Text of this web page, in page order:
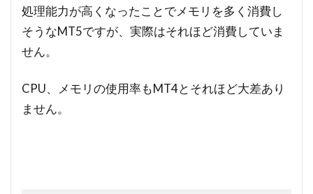
処理能力が高くなったことでメモリを多く消費し
そうなMT5ですが、実際はそれほど消費していま
せん。
CPU、メモリの使用率もMT4とそれほど大差あり
ません。